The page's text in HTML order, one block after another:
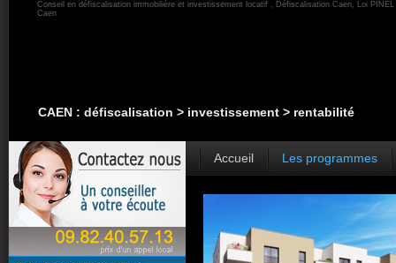
Conseil en défiscalisation immobilière et investissement locatif , Défiscalisation Caen, Loi
Caen
CAEN : défiscalisation > investissement > rentabilité
Accueil Les programmes